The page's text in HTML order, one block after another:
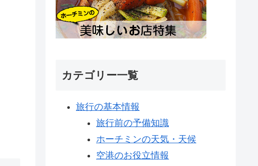
カテゴリー一覧
旅行の基本情報
旅行前の予備知識
ホーチミンの天気・天候
空港のお役立情報